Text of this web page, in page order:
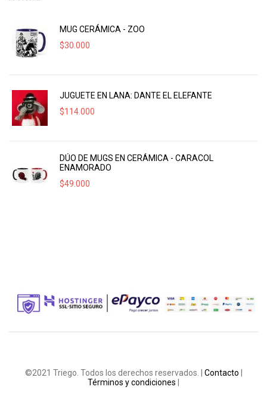
MUG CERÁMICA - ZOO
$30.000
JUGUETE EN LANA: DANTE EL ELEFANTE
$114.000
DÚO DE MUGS EN CERÁMICA - CARACOL
ENAMORADO
$49.000
©2021 Triego. Todos los derechos reservados. | Contacto
Términos y condiciones